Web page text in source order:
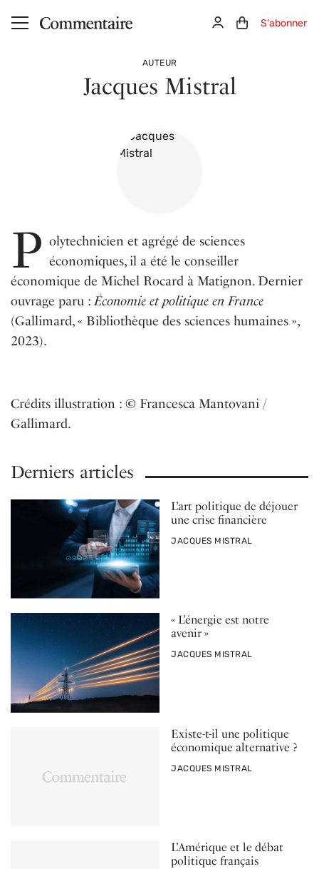
Aller au contenu principal ConnexionPanier (0)
S'abonner
AUTEUR
Jacques Mistral
P olytechnicien et agrégé de sciences
économiques, il a été le conseiller
économique de Michel Rocard à Matignon. Dernier
ouvrage paru : Économie et politique en France
(Gallimard, « Bibliothèque des sciences humaines »,
2023).
Crédits illustration : © Francesca Mantovani /
Gallimard.
Derniers articles
L’art politique de déjouer
une crise financière
PAR
JACQUES MISTRAL
« L’énergie est notre
avenir »
PAR
JACQUES MISTRAL
Existe-t-il une politique
économique alternative ?
PAR
JACQUES MISTRAL
L’Amérique et le débat
politique français